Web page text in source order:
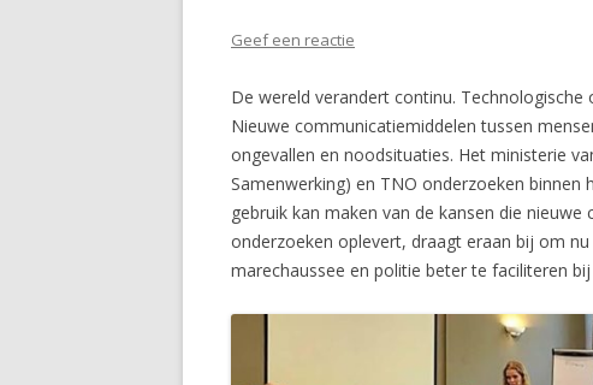
Geef een reactie
De wereld verandert continu.
Nieuwe communicatiemiddelen tussen
ongevallen en noodsituaties. Het ministerie
Samenwerking) en TNO onderzoeken
gebruik kan maken van de kansen die
onderzoeken oplevert, draagt eraan bij om
marechaussee en politie beter te faciliteren